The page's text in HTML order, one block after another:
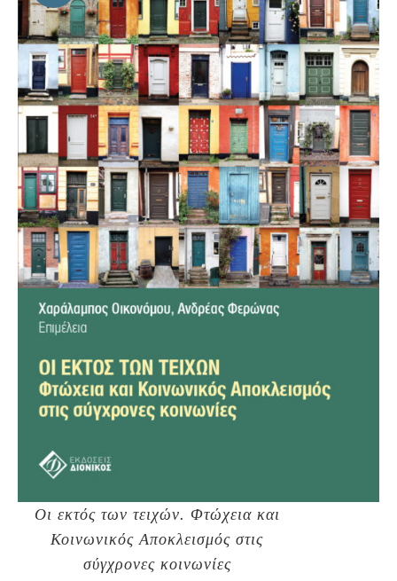
Οι εκτός των τειχών. Φτώχεια και
Κοινωνικός Αποκλεισμός στις
σύγχρονες κοινωνίες